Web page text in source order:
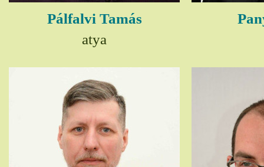
Pálfalvi Tamás
atya